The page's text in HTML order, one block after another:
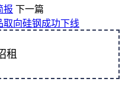
报 下一篇
取向硅钢成功下线
租